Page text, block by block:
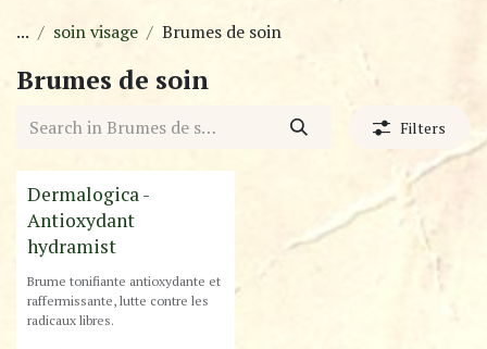
... soin visage Brumes de soin
Brumes de soin
Filters
Dermalogica -
Antioxydant
hydramist
Brume tonifiante antioxydante et
raffermissante, lutte contre les
radicaux libres.